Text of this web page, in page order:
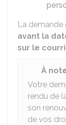
La demande
avant la
sur le
À
Votre
rendu de
son
de vos